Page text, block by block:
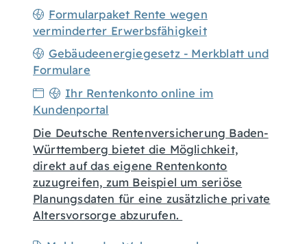
Formularpaket Rente wegen
verminderter Erwerbsfähigkeit
Gebäudeenergiegesetz - Merkblatt und
Formulare
Ihr Rentenkonto online im
Kundenportal
Die Deutsche Rentenversicherung Baden-
Württemberg bietet die Möglichkeit,
direkt auf das eigene Rentenkonto
zuzugreifen, zum Beispiel um seriöse
Planungsdaten für eine zusätzliche private
Altersvorsorge abzurufen.